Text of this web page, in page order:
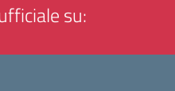
su: